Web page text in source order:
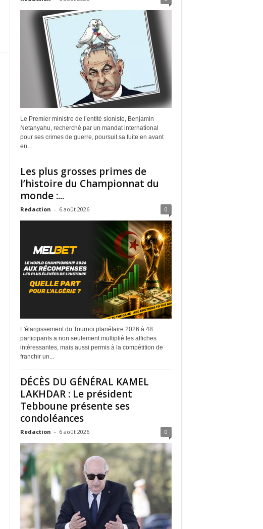
Le Premier ministre de l’entité sioniste, Benjamin
Netanyahu, recherché par un mandat international
pour ses crimes de guerre, poursuit sa fuite en avant
en...
Les plus grosses primes de
l’histoire du Championnat du
monde :...
Redaction - 6 août 2026 0
L'élargissement du Tournoi planétaire 2026 à 48
participants a non seulement multiplié les affiches
intéressantes, mais aussi permis à la compétition de
franchir un...
DÉCÈS DU GÉNÉRAL KAMEL
LAKHDAR : Le président
Tebboune présente ses
condoléances
Redaction - 6 août 2026 0